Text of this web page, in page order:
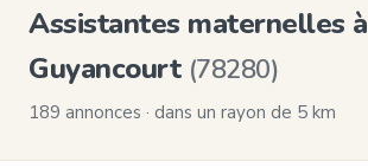
Assistantes maternelles à
Guyancourt (78280)
189 annonces · dans un rayon de 5 km